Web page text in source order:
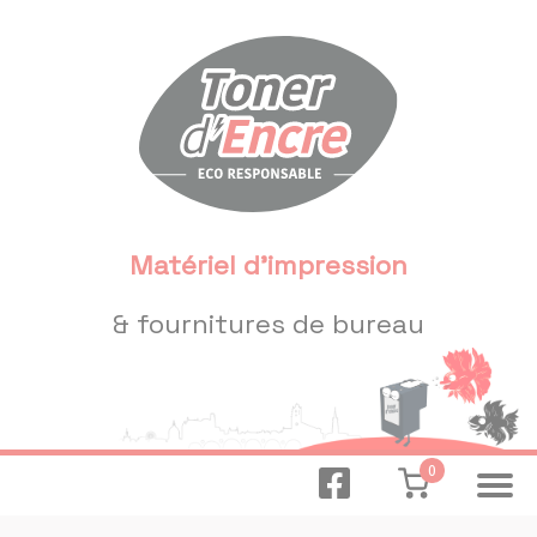
Matériel d'impression
& fournitures de bureau
0